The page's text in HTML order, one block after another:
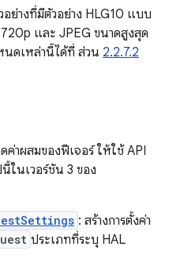
ย่างที่มีตัวอย่าง HLG10 แบบ
และ JPEG ขนาดสูงสุด
นดเหล่านี้ได้ที่ ส่วน 2.2.7.2
ค่าผสมของฟีเจอร์ ให้ใช้ API
ในเวอร์ชัน 3 ของ
: สร้างการตั้งค่า
ประเภทที่ระบุ HAL